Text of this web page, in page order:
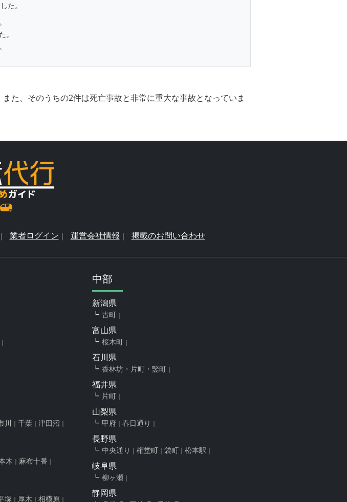
た。
。
た、そのうちの2件は死亡事故と非常に重大な事故となっていま
業者ログイン 運営会社情報 掲載のお問い合わせ
川 千葉
津田沼
木
麻布十番
塚 厚木 相模原
中部
新潟県
古町
富山県
桜木町
石川県
香林坊・片町・竪町
福井県
片町
山梨県
甲府 春日通り
長野県
中央通り 権堂町 袋町 松本駅
岐阜県
柳ヶ瀬
静岡県